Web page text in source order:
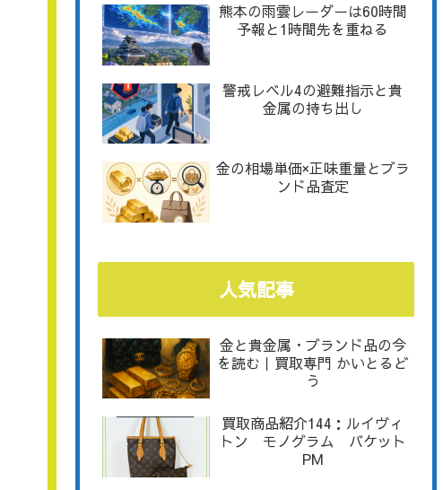
熊本の雨雲レーダーは60時間
予報と1時間先を重ねる
警戒レベル4の避難指示と貴
金属の持ち出し
金の相場単価×正味重量とブラ
ンド品査定
人気記事
金と貴金属・ブランド品の今
を読む｜買取専門 かいとるど
う
買取商品紹介144：ルイヴィ
トン モノグラム バケット
PM